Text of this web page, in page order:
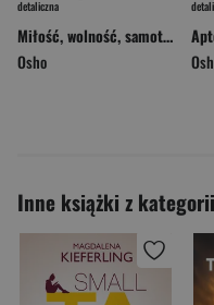
detaliczna
Miłość, wolność, samotność. Nowe spojrzenie na związki między ludźmi wyd. 2025
Osho
Inne książki z kategorii